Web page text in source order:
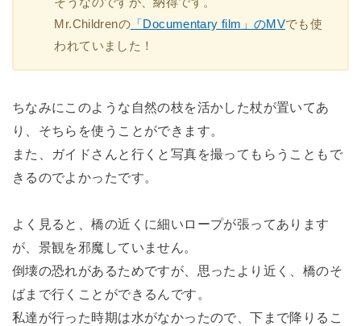
Mr.Childrenの 「Documentary film」のMVでも使
われていました！
ちなみにこのような自然の枝を活かした杖が置いてあ
り、そちらを使うことができます。
また、ガイドさんと行くと写真を撮ってもらうこともで
きるのでよかったです。
よく見ると、橋の近くに細いロープが張ってあります
が、景観を邪魔していません。
倒壊の恐れがあるためですが、思ったより近く、橋のそ
ばまで行くことができるんです。
私達が行った時期は水がなかったので、下まで降りるこ